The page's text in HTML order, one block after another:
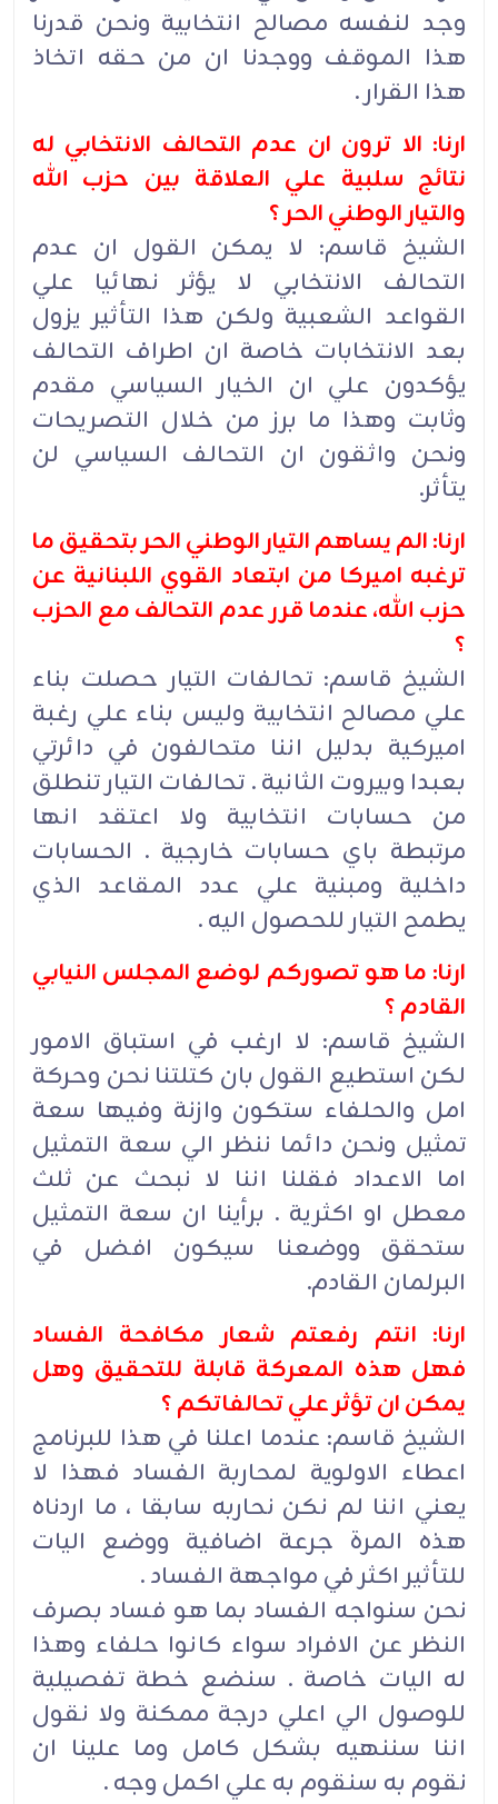
وجد لنفسه مصالح انتخابية ونحن قدرنا
هذا الموقف ووجدنا ان من حقه اتخاذ
هذا القرار .
ارنا: الا ترون ان عدم التحالف الانتخابي له
نتائج سلبية علي العلاقة بين حزب الله
والتيار الوطني الحر ؟
الشيخ قاسم: لا يمكن القول ان عدم
التحالف الانتخابي لا يؤثر نهائيا علي
القواعد الشعبية ولكن هذا التأثير يزول
بعد الانتخابات خاصة ان اطراف التحالف
يؤكدون علي ان الخيار السياسي مقدم
وثابت وهذا ما برز من خلال التصريحات
ونحن واثقون ان التحالف السياسي لن
يتأثر.
ارنا: الم يساهم التيار الوطني الحر بتحقيق ما
ترغبه اميركا من ابتعاد القوي اللبنانية عن
حزب الله، عندما قرر عدم التحالف مع الحزب
؟
الشيخ قاسم: تحالفات التيار حصلت بناء
علي مصالح انتخابية وليس بناء علي رغبة
اميركية بدليل اننا متحالفون في دائرتي
بعبدا وبيروت الثانية . تحالفات التيار تنطلق
من حسابات انتخابية ولا اعتقد انها
مرتبطة باي حسابات خارجية . الحسابات
داخلية ومبنية علي عدد المقاعد الذي
يطمح التيار للحصول اليه .
ارنا: ما هو تصوركم لوضع المجلس النيابي
القادم ؟
الشيخ قاسم: لا ارغب في استباق الامور
لكن استطيع القول بان كتلتنا نحن وحركة
امل والحلفاء ستكون وازنة وفيها سعة
تمثيل ونحن دائما ننظر الي سعة التمثيل
اما الاعداد فقلنا اننا لا نبحث عن ثلث
معطل او اكثرية . برأينا ان سعة التمثيل
ستحقق ووضعنا سيكون افضل في
البرلمان القادم.
ارنا: انتم رفعتم شعار مكافحة الفساد
فهل هذه المعركة قابلة للتحقيق وهل
يمكن ان تؤثر علي تحالفاتكم ؟
الشيخ قاسم: عندما اعلنا في هذا للبرنامج
اعطاء الاولوية لمحاربة الفساد فهذا لا
يعني اننا لم نكن نحاربه سابقا ، ما اردناه
هذه المرة جرعة اضافية ووضع اليات
للتأثير اكثر في مواجهة الفساد .
نحن سنواجه الفساد بما هو فساد بصرف
النظر عن الافراد سواء كانوا حلفاء وهذا
له اليات خاصة . سنضع خطة تفصيلية
للوصول الي اعلي درجة ممكنة ولا نقول
اننا سننهيه بشكل كامل وما علينا ان
نقوم به سنقوم به علي اكمل وجه .